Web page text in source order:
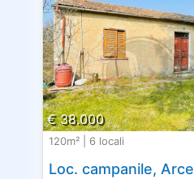
€ 38.000
120m² | 6 locali
Loc. campanile, Arce